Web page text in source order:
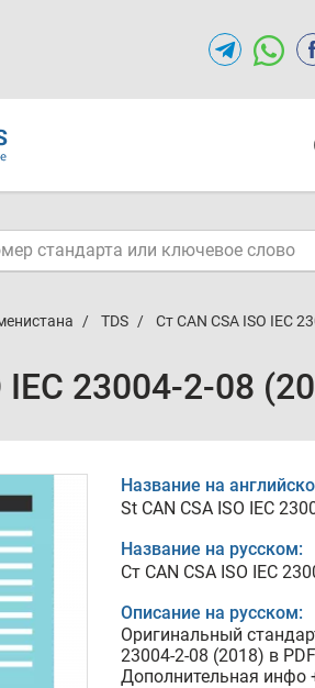
TDS Ст CAN CSA ISO IEC
IEC 23004-2-08
Название на
St CAN CSA ISO IEC
Название на русском:
Ст CAN CSA ISO IEC
Описание на русском:
Оригинальный
23004-2-08 (2018) в
Дополнительная инфо